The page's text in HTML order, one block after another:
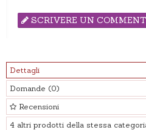
SCRIVERE UN
Dettagli
Domande (0)
Recensioni
4 altri prodotti della stessa